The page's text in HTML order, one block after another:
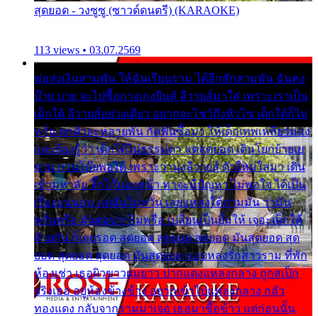
สุดยอด - วงซูซู (ซาวด์ดนตรี) (KARAOKE)
113 views • 03.07.2569
พ่อส่งเงินสามพัน ให้ฉันเรียนราม ได้อีกสักสามพัน ฉันคง
บ๊าย บาย จะไปซื้อกางเกงยีนส์ ลีวายส์มาใส่ เพราะเราเป็น
เด็กใต้ ลีวายส์อย่างเดียว อยากจะโชว์ถึงหิวโซ เด็กใต้ก็ไม่
หวั่น ตกตัวละหลายพัน กัดฟันซื้อมา ให้เด็กเทพเหลียวมอง
และต้องรู้ว่า เด็กใต้ไม่ธรรมดา แต่สุดยอด เดินโยกย้ายเย
ยวน กวนโอ๊ยพอได้ เพราะว่านุ่งลีวายส์ ตัวใหม่ใส่มา เดิน
เข้ามหาลัย จิ๊กโก๊มองหน้า ท่าจะมีปัญหา ไม่พอใจ ได้เป็น
เรื่องแน่นอน แต่ฉันไม่หวั่น เลยแหลงใต้ถามมัน ว่ามัน
พรั่นพรือ มันตอบว่าไม่พรื่อ เปลี่ยนเป็นยิ้มให้ เจอะเด็กใต้
ด้วยกัน ก็เลยรอด สุดยอด สุดยอด สุดยอด มันสุดยอด สุด
ยอด สุดยอด สุดยอด มันสุดยอด แอบหลงรักสาวราม ที่พัก
ห้องเช่า เธอผิวขาวผมยาว ปากแดงแหลงกลาง ถูกสเป็ก
จริงเธอ อยู่ห้องข้างข้าง อยากเข้าไปแหลงกลาง กลัว
ทองแดง กลับจากรามมาเจอ เธอมาซื้อข้าว แต่ก่อนนั้น